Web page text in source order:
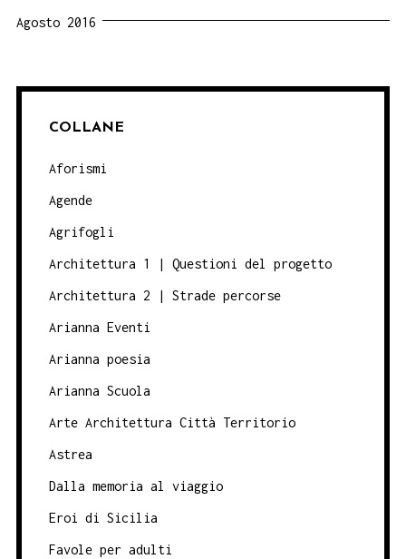
Agosto 2016
COLLANE
Aforismi
Agende
Agrifogli
Architettura 1 | Questioni del progetto
Architettura 2 | Strade percorse
Arianna Eventi
Arianna poesia
Arianna Scuola
Arte Architettura Città Territorio
Astrea
Dalla memoria al viaggio
Eroi di Sicilia
Favole per adulti